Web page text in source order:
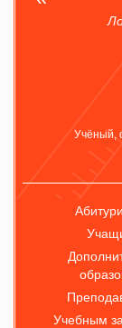
Учёный,
Учебным